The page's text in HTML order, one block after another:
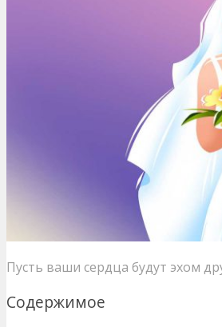
Пусть ваши сердца будут эхом
Содержимое